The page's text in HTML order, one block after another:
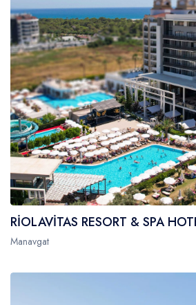
RİOLAVİTAS RESORT & SPA
Manavgat